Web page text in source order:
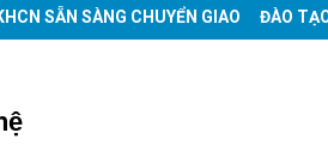
SẴN SÀNG CHUYỂN GIAO ĐÀO